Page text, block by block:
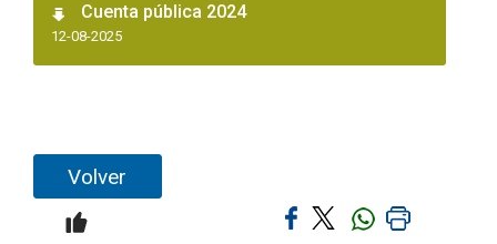
Cuenta pública 2024
12-08-2025
Volver